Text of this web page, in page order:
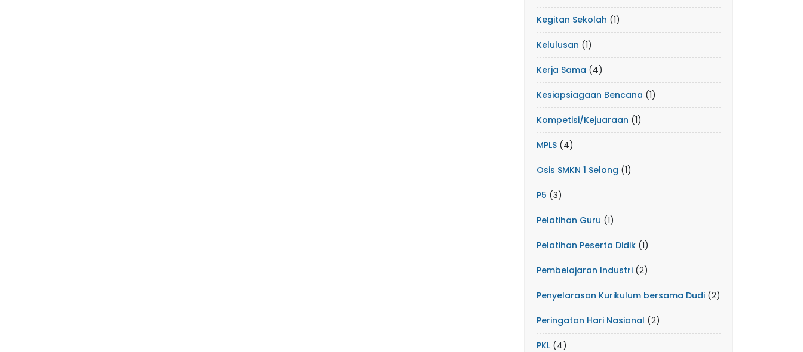
Kegitan Sekolah (1)
Kelulusan (1)
Kerja Sama (4)
Kesiapsiagaan Bencana (1)
Kompetisi/Kejuaraan (1)
MPLS (4)
Osis SMKN 1 Selong (1)
P5 (3)
Pelatihan Guru (1)
Pelatihan Peserta Didik (1)
Pembelajaran Industri (2)
Penyelarasan Kurikulum bersama Dudi (2)
Peringatan Hari Nasional (2)
PKL (4)